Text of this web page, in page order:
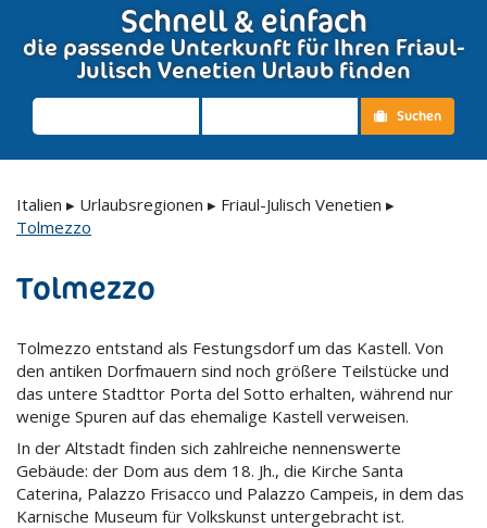
Schnell & einfach
die passende Unterkunft für Ihren Friaul-
Julisch Venetien Urlaub finden
Suchen
Italien ▸ Urlaubsregionen ▸ Friaul-Julisch Venetien ▸
Tolmezzo
Tolmezzo
Tolmezzo entstand als Festungsdorf um das Kastell. Von
den antiken Dorfmauern sind noch größere Teilstücke und
das untere Stadttor Porta del Sotto erhalten, während nur
wenige Spuren auf das ehemalige Kastell verweisen.
In der Altstadt finden sich zahlreiche nennenswerte
Gebäude: der Dom aus dem 18. Jh., die Kirche Santa
Caterina, Palazzo Frisacco und Palazzo Campeis, in dem das
Karnische Museum für Volkskunst untergebracht ist.